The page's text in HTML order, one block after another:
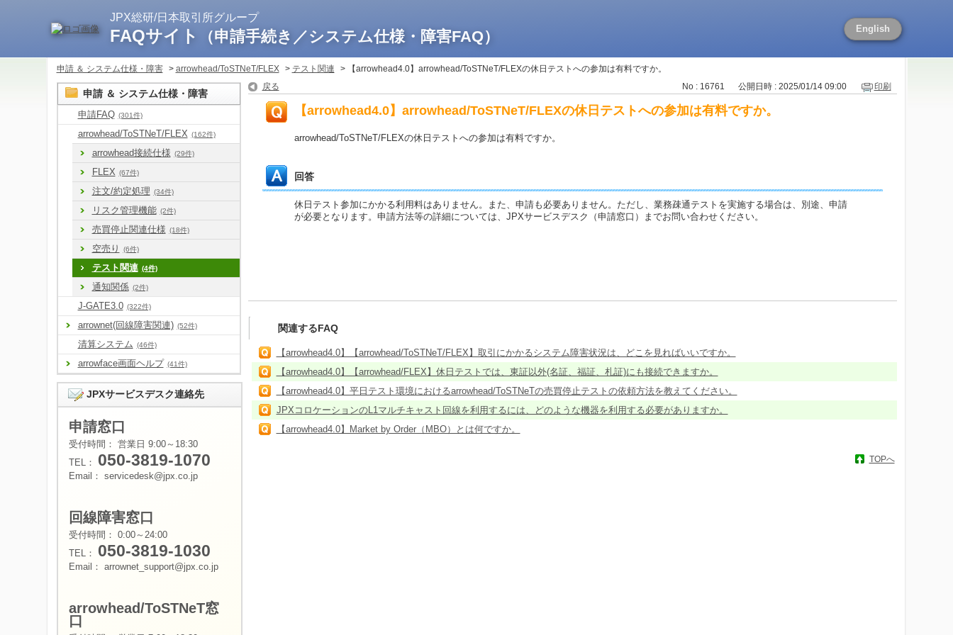
JPX総研/日本取引所グループ
FAQサイト （申請手続き／システム仕様・障害FAQ） English
申請 ＆ システム仕様・障害 > arrowhead/ToSTNeT/FLEX > テスト関連 > 【arrowhead4.0】arrowhead/ToSTNeT/FLEXの休日テストへの参加は有料ですか。
申請 ＆ システム仕様・障害
申請FAQ (301件)
arrowhead/ToSTNeT/FLEX (162件)
arrowhead接続仕様 (29件)
FLEX (67件)
注文/約定処理 (34件)
リスク管理機能 (2件)
売買停止関連仕様 (18件)
空売り (6件)
テスト関連 (4件)
通知関係 (2件)
J-GATE3.0 (322件)
arrownet(回線障害関連) (52件)
清算システム (46件)
arrowface画面ヘルプ (41件)
JPXサービスデスク連絡先
申請窓口
受付時間： 営業日 9:00～18:30
TEL： 050-3819-1070
Email： servicedesk@jpx.co.jp
回線障害窓口
受付時間： 0:00～24:00
TEL： 050-3819-1030
Email： arrownet_support@jpx.co.jp
arrowhead/ToSTNeT窓
口
戻る No : 16761 公開日時 : 2025/01/14 09:00 印刷
【arrowhead4.0】arrowhead/ToSTNeT/FLEXの休日テストへの参加は有料ですか。
arrowhead/ToSTNeT/FLEXの休日テストへの参加は有料ですか。
回答
休日テスト参加にかかる利用料はありません。また、申請も必要ありません。ただし、業務疎通テストを実施する場合は、別途、申請
が必要となります。申請方法等の詳細については、JPXサービスデスク（申請窓口）までお問い合わせください。
関連するFAQ
【arrowhead4.0】【arrowhead/ToSTNeT/FLEX】取引にかかるシステム障害状況は、どこを見ればいいですか。
【arrowhead4.0】【arrowhead/FLEX】休日テストでは、東証以外(名証、福証、札証)にも接続できますか。
【arrowhead4.0】平日テスト環境におけるarrowhead/ToSTNeTの売買停止テストの依頼方法を教えてください。
JPXコロケーションのL1マルチキャスト回線を利用するには、どのような機器を利用する必要がありますか。
【arrowhead4.0】Market by Order（MBO）とは何ですか。
TOPへ